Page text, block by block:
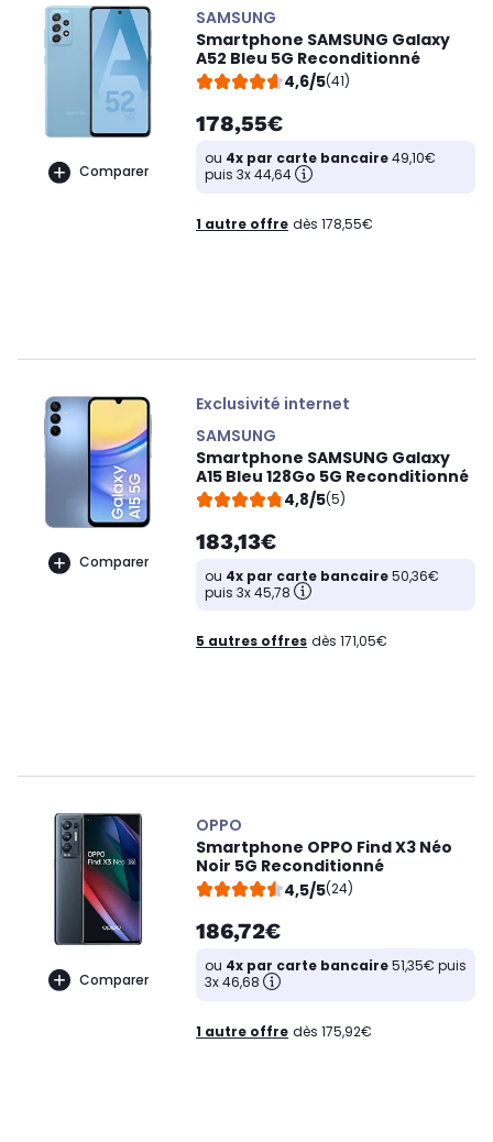
Comparer
SAMSUNG
Smartphone SAMSUNG Galaxy
A52 Bleu 5G Reconditionné
4,6/5(41)
178,55€
ou 4x par carte bancaire49,10€
puis 3x 44,64
1 autre offre dès 178,55€
Comparer
Exclusivité internet
SAMSUNG
Smartphone SAMSUNG Galaxy
A15 Bleu 128Go 5G Reconditionné
4,8/5(5)
183,13€
ou 4x par carte bancaire50,36€
puis 3x 45,78
5 autres offres dès 171,05€
Comparer
OPPO
Smartphone OPPO Find X3 Néo
Noir 5G Reconditionné
4,5/5(24)
186,72€
ou 4x par carte bancaire51,35€ puis
3x 46,68
1 autre offre dès 175,92€